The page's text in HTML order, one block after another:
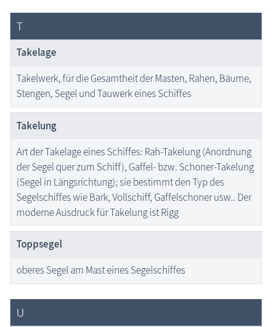
T
Takelage
Takelwerk, für die Gesamtheit der Masten, Rahen, Bäume,
Stengen, Segel und Tauwerk eines Schiffes
Takelung
Art der Takelage eines Schiffes: Rah-Takelung (Anordnung
der Segel quer zum Schiff), Gaffel- bzw. Schoner-Takelung
(Segel in Längsrichtung); sie bestimmt den Typ des
Segelschiffes wie Bark, Vollschiff, Gaffelschoner usw.. Der
moderne Ausdruck für Takelung ist Rigg
Toppsegel
oberes Segel am Mast eines Segelschiffes
U